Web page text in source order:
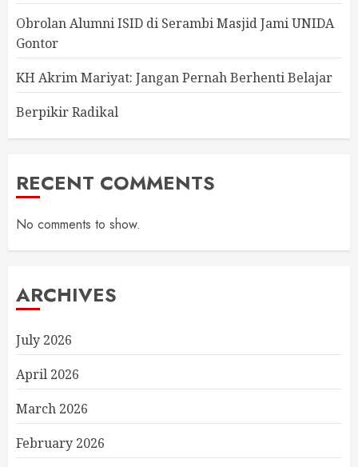
Obrolan Alumni ISID di Serambi Masjid Jami UNIDA
Gontor
KH Akrim Mariyat: Jangan Pernah Berhenti Belajar
Berpikir Radikal
RECENT COMMENTS
No comments to show.
ARCHIVES
July 2026
April 2026
March 2026
February 2026